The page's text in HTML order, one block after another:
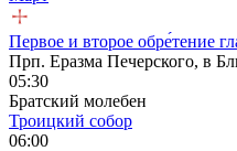
Первое и второе обре́тение
Прп. Еразма Печерского, в
05:30
Братский молебен
Троицкий собор
06:00